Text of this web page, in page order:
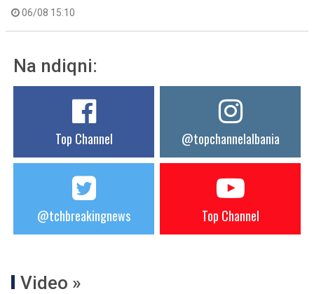
06/08 15:10
Na ndiqni:
Top Channel @topchannelalbania
@tchbreakingnews Top Channel
Video »